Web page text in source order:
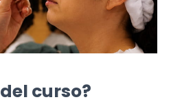
del curso?